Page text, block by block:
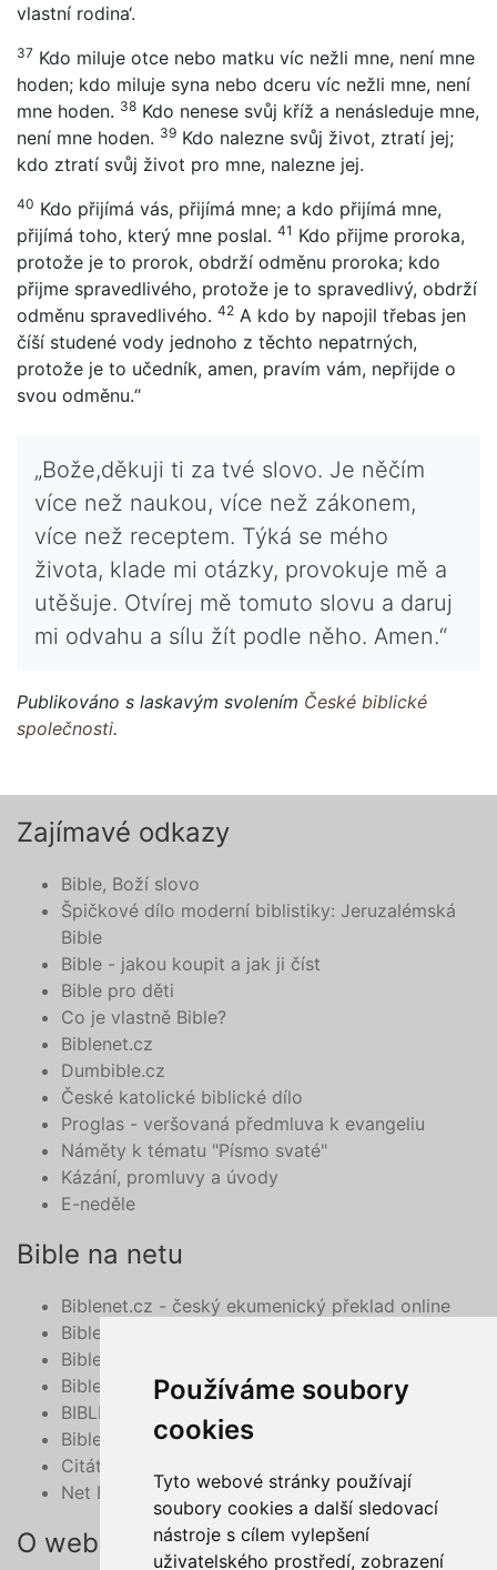
Používáme soubory
cookies
Tyto webové stránky používají
soubory cookies a další sledovací
nástroje s cílem vylepšení
uživatelského prostředí, zobrazení
vlastní rodina‘.
37 Kdo miluje otce nebo matku víc nežli mne, není mne
hoden; kdo miluje syna nebo dceru víc nežli mne, není
mne hoden. 38 Kdo nenese svůj kříž a nenásleduje mne,
není mne hoden. 39 Kdo nalezne svůj život, ztratí jej;
kdo ztratí svůj život pro mne, nalezne jej.
40 Kdo přijímá vás, přijímá mne; a kdo přijímá mne,
přijímá toho, který mne poslal. 41 Kdo přijme proroka,
protože je to prorok, obdrží odměnu proroka; kdo
přijme spravedlivého, protože je to spravedlivý, obdrží
odměnu spravedlivého. 42 A kdo by napojil třebas jen
číší studené vody jednoho z těchto nepatrných,
protože je to učedník, amen, pravím vám, nepřijde o
svou odměnu.“
„Bože,děkuji ti za tvé slovo. Je něčím
více než naukou, více než zákonem,
více než receptem. Týká se mého
života, klade mi otázky, provokuje mě a
utěšuje. Otvírej mě tomuto slovu a daruj
mi odvahu a sílu žít podle něho. Amen.“
Publikováno s laskavým svolením České biblické
společnosti.
Zajímavé odkazy
Bible, Boží slovo
Špičkové dílo moderní biblistiky: Jeruzalémská
Bible
Bible - jakou koupit a jak ji číst
Bible pro děti
Co je vlastně Bible?
Biblenet.cz
Dumbible.cz
České katolické biblické dílo
Proglas - veršovaná předmluva k evangeliu
Náměty k tématu "Písmo svaté"
Kázání, promluvy a úvody
E-neděle
Bible na netu
Biblenet.cz - český ekumenický překlad online
Bibleserver.com
Bible - překlad 21. století, online
BibleHub.com - vyhledávání v multilinguální Bibli
BIBLE v mobilu
Bible do mobilu - deuterokanonické knihy
Citát z Bible na každý den e-mailem
Net Bible
O webu